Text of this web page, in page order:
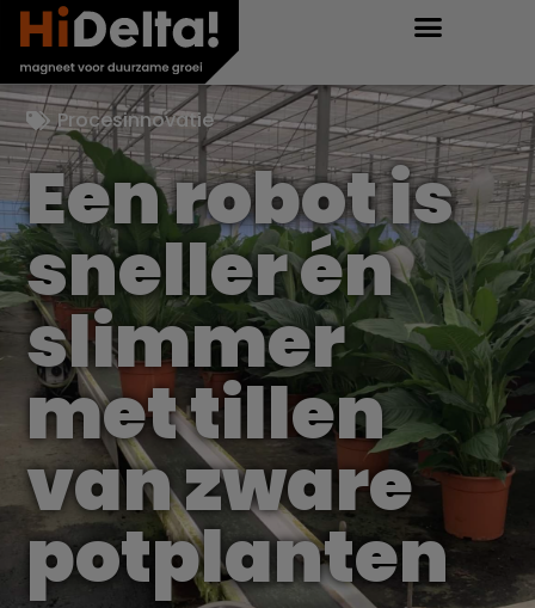
Procesinnovatie
Een robot is
sneller én
slimmer
met tillen
van zware
potplanten